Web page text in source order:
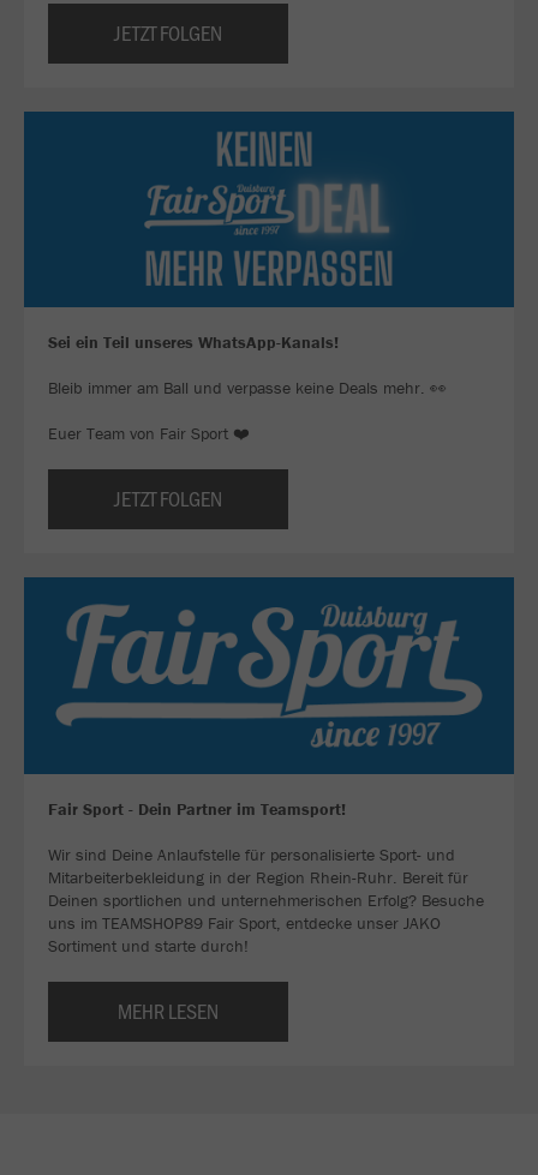
JETZT FOLGEN
Sei ein Teil unseres WhatsApp-Kanals!
Bleib immer am Ball und verpasse keine Deals mehr. 👀
Euer Team von Fair Sport ❤️
JETZT FOLGEN
Fair Sport - Dein Partner im Teamsport!
Wir sind Deine Anlaufstelle für personalisierte Sport- und
Mitarbeiterbekleidung in der Region Rhein-Ruhr. Bereit für
Deinen sportlichen und unternehmerischen Erfolg? Besuche
uns im TEAMSHOP89 Fair Sport, entdecke unser JAKO
Sortiment und starte durch!
MEHR LESEN